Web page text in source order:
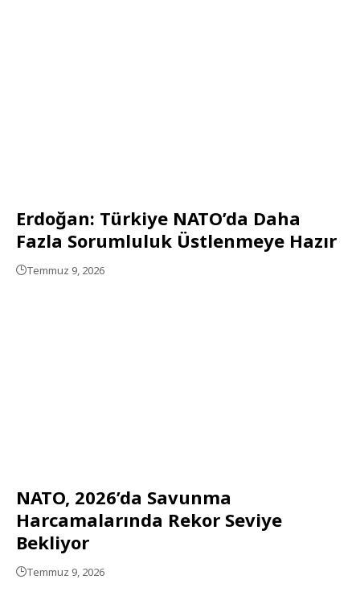
Erdoğan: Türkiye NATO’da Daha
Fazla Sorumluluk Üstlenmeye Hazır
Temmuz 9, 2026
NATO, 2026’da Savunma
Harcamalarında Rekor Seviye
Bekliyor
Temmuz 9, 2026